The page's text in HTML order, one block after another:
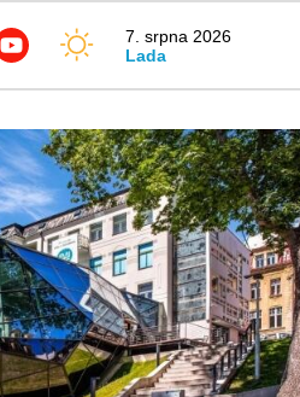
7. srpna 2026
Lada